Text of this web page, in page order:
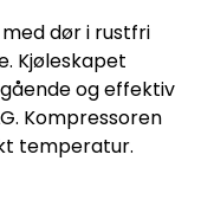
dør i rustfri
Kjøleskapet
og effektiv
Kompressoren
temperatur.